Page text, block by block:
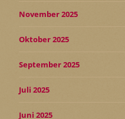
November 2025
Oktober 2025
September 2025
Juli 2025
Juni 2025